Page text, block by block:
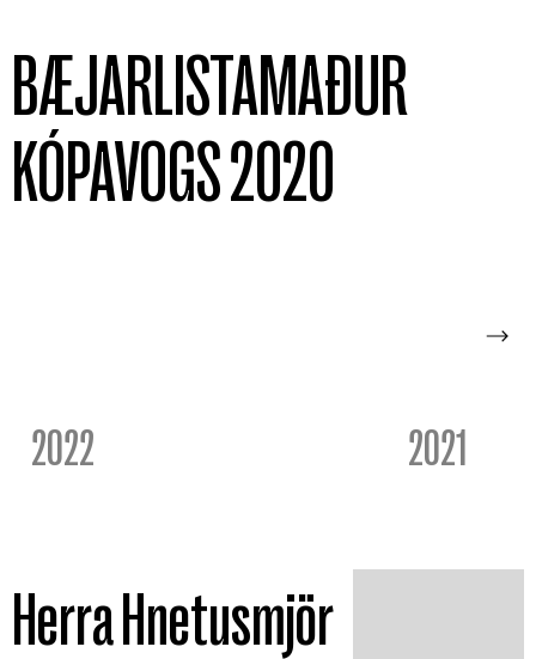
BÆJARLISTAMAÐUR
KÓPAVOGS 2020
2022 2021
Herra Hnetusmjör